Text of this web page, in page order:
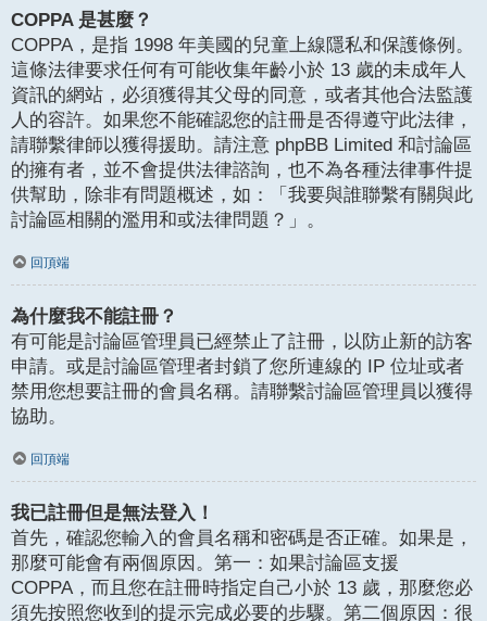
COPPA 是甚麼？
COPPA，是指 1998 年美國的兒童上線隱私和保護條例。
這條法律要求任何有可能收集年齡小於 13 歲的未成年人
資訊的網站，必須獲得其父母的同意，或者其他合法監護
人的容許。如果您不能確認您的註冊是否得遵守此法律，
請聯繫律師以獲得援助。請注意 phpBB Limited 和討論區
的擁有者，並不會提供法律諮詢，也不為各種法律事件提
供幫助，除非有問題概述，如：「我要與誰聯繫有關與此
討論區相關的濫用和或法律問題？」。
回頂端
為什麼我不能註冊？
有可能是討論區管理員已經禁止了註冊，以防止新的訪客
申請。或是討論區管理者封鎖了您所連線的 IP 位址或者
禁用您想要註冊的會員名稱。請聯繫討論區管理員以獲得
協助。
回頂端
我已註冊但是無法登入！
首先，確認您輸入的會員名稱和密碼是否正確。如果是，
那麼可能會有兩個原因。第一：如果討論區支援
COPPA，而且您在註冊時指定自己小於 13 歲，那麼您必
須先按照您收到的提示完成必要的步驟。第二個原因：很